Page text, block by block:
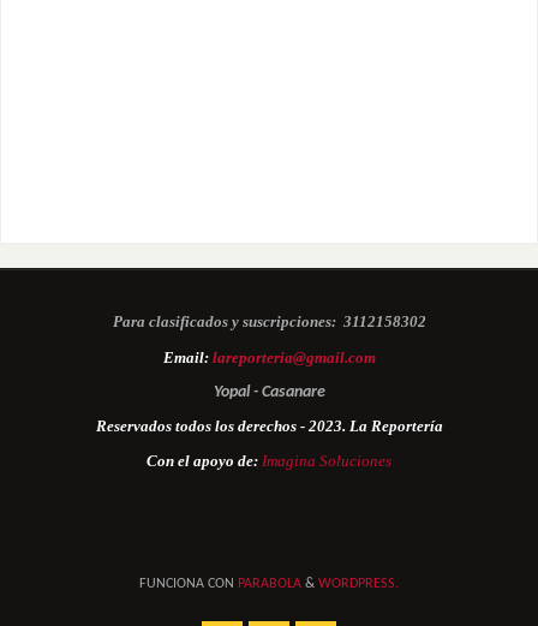
Para clasificados y suscripciones: 3112158302
Email: lareporteria@gmail.com
Yopal - Casanare
Reservados todos los derechos - 2023. La Reportería
Con el apoyo de: Imagina Soluciones
FUNCIONA CON PARABOLA & WORDPRESS.